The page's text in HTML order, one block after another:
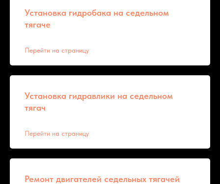
Установка гидробака на седельном
тягаче
Перейти на страницу
Установка гидравлики на седельном
тягач
Перейти на страницу
Ремонт двигателей седельных тягачей